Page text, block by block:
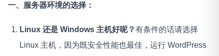
一、服务器环境的选择：
Linux 还是 Windows 主机好呢？有条件的话请选择
Linux 主机，因为既安全性能也最佳，运行 WordPress